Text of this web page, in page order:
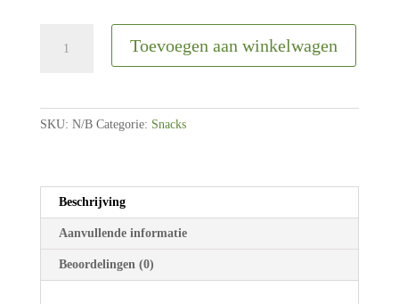
L
aantal
Toevoegen aan winkelwagen
SKU: N/B Categorie: Snacks
Beschrijving
Aanvullende informatie
Beoordelingen (0)